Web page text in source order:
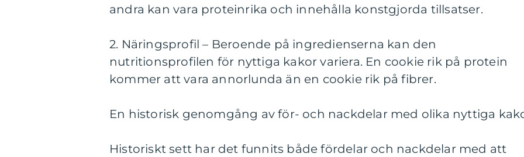
andra kan vara proteinrika och innehålla konstgjorda tillsatser.
2. Näringsprofil – Beroende på ingredienserna kan den
nutritionsprofilen för nyttiga kakor variera. En cookie rik på protein
kommer att vara annorlunda än en cookie rik på fibrer.
En historisk genomgång av för- och nackdelar med olika nyttiga
Historiskt sett har det funnits både fördelar och nackdelar med att